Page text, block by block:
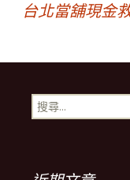
章
導
覽
台北當舖現金
搜
尋